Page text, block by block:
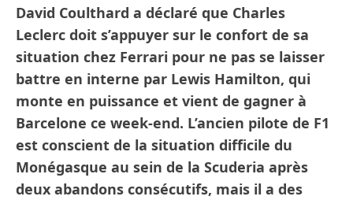
David Coulthard a déclaré que Charles
Leclerc doit s’appuyer sur le confort de sa
situation chez Ferrari pour ne pas se laisser
battre en interne par Lewis Hamilton, qui
monte en puissance et vient de gagner à
Barcelone ce week-end. L’ancien pilote de F1
est conscient de la situation difficile du
Monégasque au sein de la Scuderia après
deux abandons consécutifs, mais il a des